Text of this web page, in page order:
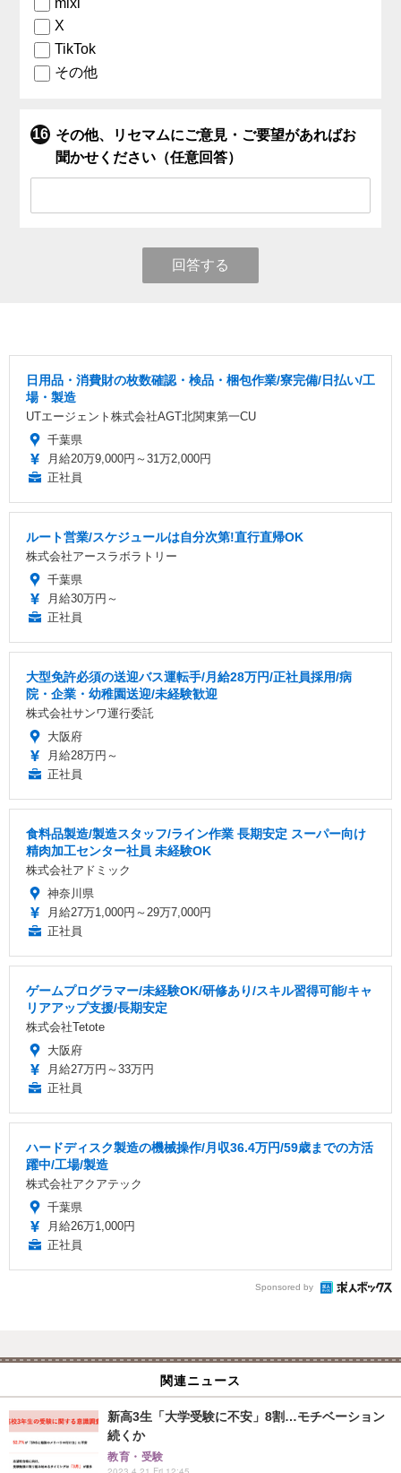
X
TikTok
その他
その他、リセマムにご意見・ご要望があればお
聞かせください（任意回答）
回答する
日用品・消費財の枚数確認・検品・梱包作業/寮完備/日払い/工
場・製造
UTエージェント株式会社AGT北関東第一CU
千葉県
月給20万9,000円～31万2,000円
正社員
ルート営業/スケジュールは自分次第!直行直帰OK
株式会社アースラボラトリー
千葉県
月給30万円～
正社員
大型免許必須の送迎バス運転手/月給28万円/正社員採用/病
院・企業・幼稚園送迎/未経験歓迎
株式会社サンワ運行委託
大阪府
月給28万円～
正社員
食料品製造/製造スタッフ/ライン作業 長期安定 スーパー向け
精肉加工センター社員 未経験OK
株式会社アドミック
神奈川県
月給27万1,000円～29万7,000円
正社員
ゲームプログラマー/未経験OK/研修あり/スキル習得可能/キャ
リアアップ支援/長期安定
株式会社Tetote
大阪府
月給27万円～33万円
正社員
ハードディスク製造の機械操作/月収36.4万円/59歳までの方活
躍中/工場/製造
株式会社アクアテック
千葉県
月給26万1,000円
正社員
Sponsored by
関連ニュース
新高3生「大学受験に不安」8割…モチベーション
続くか
教育・受験